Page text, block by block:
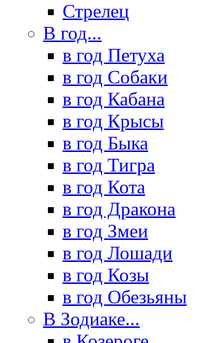
Стрелец
В год...
в год Петуха
в год Собаки
в год Кабана
в год Крысы
в год Быка
в год Тигра
в год Кота
в год Дракона
в год Змеи
в год Лошади
в год Козы
в год Обезьяны
В Зодиаке...